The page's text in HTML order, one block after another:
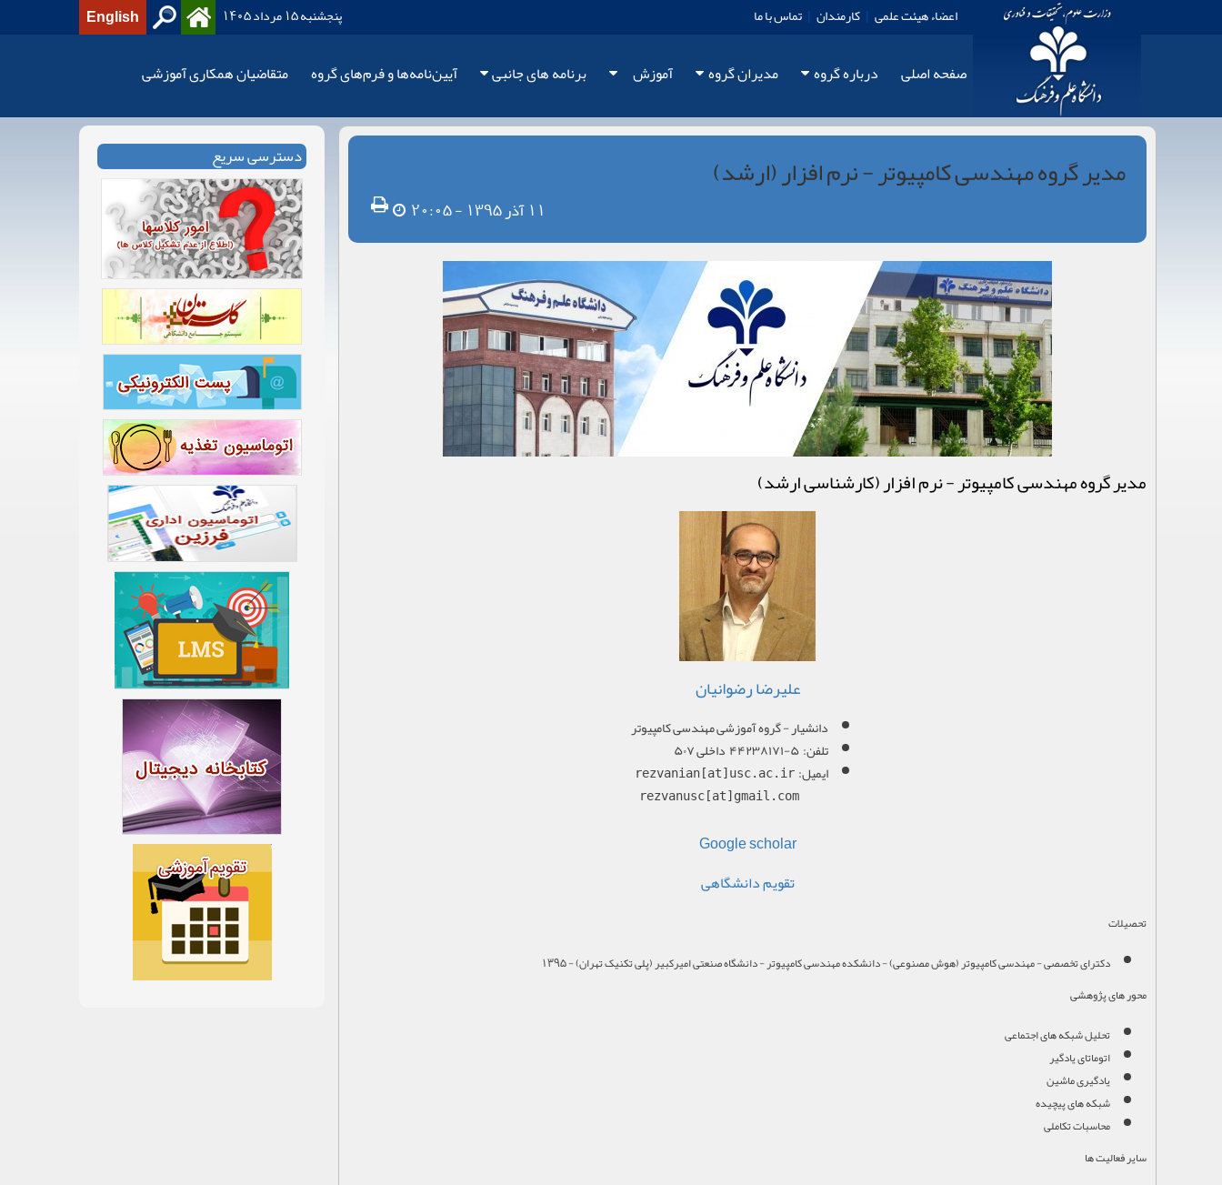
اعضاء هیئت علمی | کارمندان | تماس با ما English پنجشنبه 15 مرداد 1405
صفحه اصلی درباره گروه مدیران گروه آموزش برنامه های جانبی آیین‌نامه‌ها و فرم‌های گروه متقاضیان همکاری آموزشی
مدير گروه مهندسی کامپیوتر - نرم افزار (ارشد)
11 آذر 1395 - 20:05
مدير گروه مهندسی کامپیوتر - نرم افزار (کارشناسی ارشد)
علیرضا رضوانیان
دانشیار - گروه آموزشی مهندسی کامپیوتر
تلفن: ۵-۴۴۲۳۸۱۷۱ داخلی ۵۰۷
ایمیل:rezvanian[at]usc.ac.ir
rezvanusc[at]gmail.com
Google scholar
تقویم دانشگاهی
تحصیلات
دکترای تخصصی - مهندسی کامپیوتر (هوش مصنوعی) - دانشکده مهندسی کامپیوتر - دانشگاه صنعتی امیرکبیر (پلی تکنیک تهران) - 1395
محور های پژوهشی
تحلیل شبکه های اجتماعی
اتوماتای یادگیر
یادگیری ماشین
شبکه های پیچیده
محاسبات تکاملی
سایر فعالیت ها
دسترسی سریع